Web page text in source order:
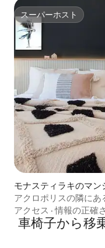
スーパーホスト
スーパーホスト
モナスティラキのマン
アクロポリスの隣に
アクセス ·情報の正確さ
車椅子から移